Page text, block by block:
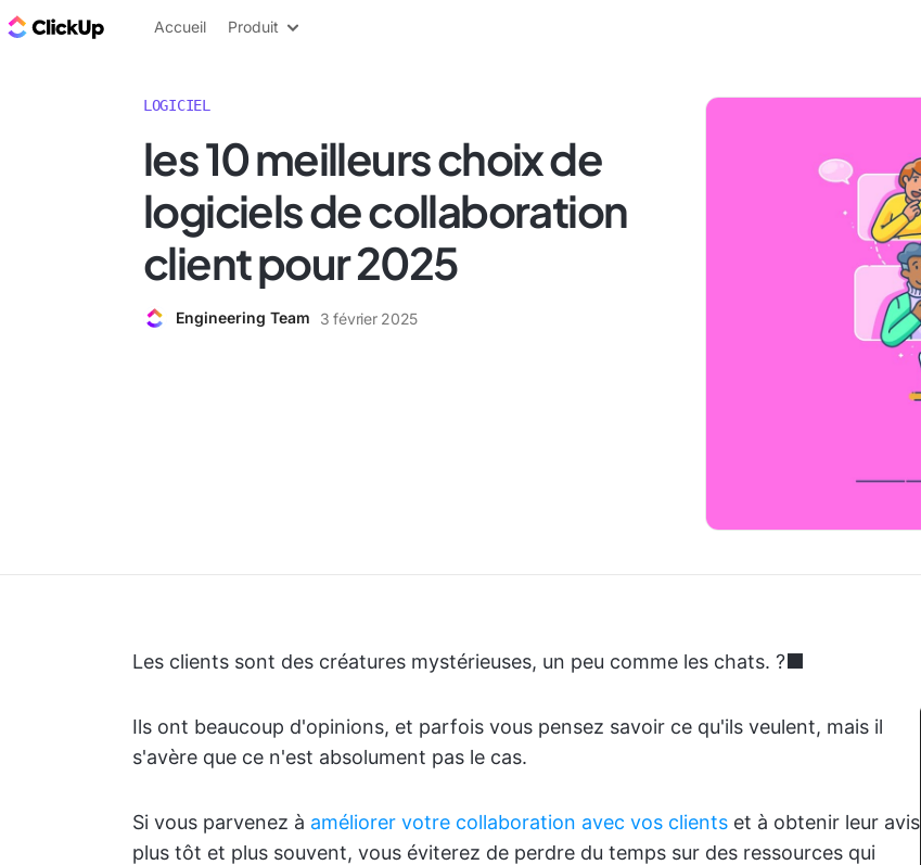
ClickUp Blog
Accueil Produit
LOGICIEL
les 10 meilleurs choix de
logiciels de collaboration
client pour 2025
Engineering Team 3 février 2025
Les clients sont des créatures mystérieuses, un peu comme les chats. ?‍⬛
Ils ont beaucoup d'opinions, et parfois vous pensez savoir ce qu'ils veulent, mais il
s'avère que ce n'est absolument pas le cas.
Si vous parvenez à améliorer votre collaboration avec vos clients et à obtenir leur avis
plus tôt et plus souvent, vous éviterez de perdre du temps sur des ressources qui